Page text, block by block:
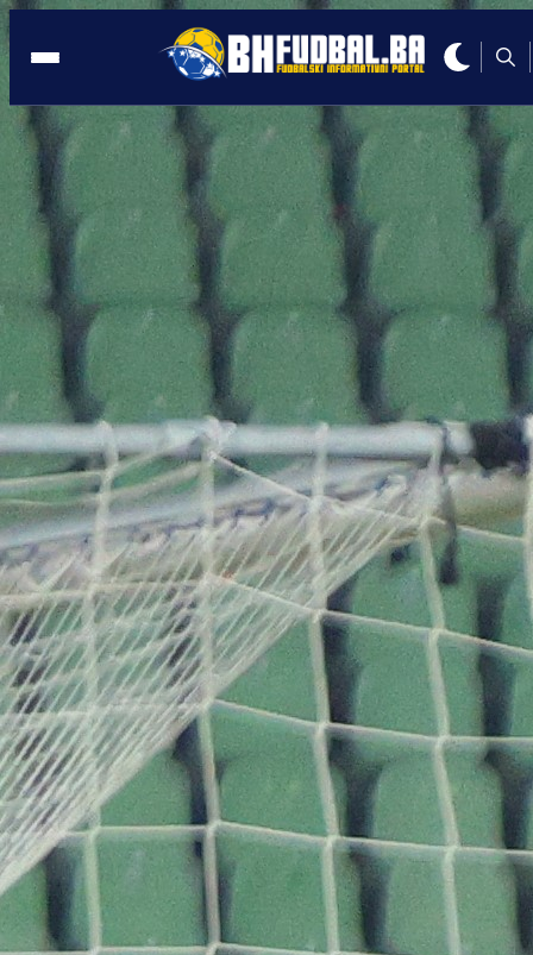
CAZIN
17:31, 12.06.2020
Na stadionu FK Krajina počelo
postavljanje umjetne trave
Autor:
BHFudbal.ba 2
17:31, 12.06.2020